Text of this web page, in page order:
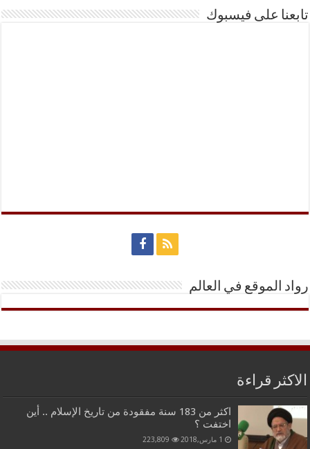
تابعنا على فيسبوك
رواد الموقع في العالم
الاكثر قراءة
اكثر من 183 سنة مفقودة من تاريخ الإسلام .. أين
اختفت ؟
1 مارس,2018 223,809